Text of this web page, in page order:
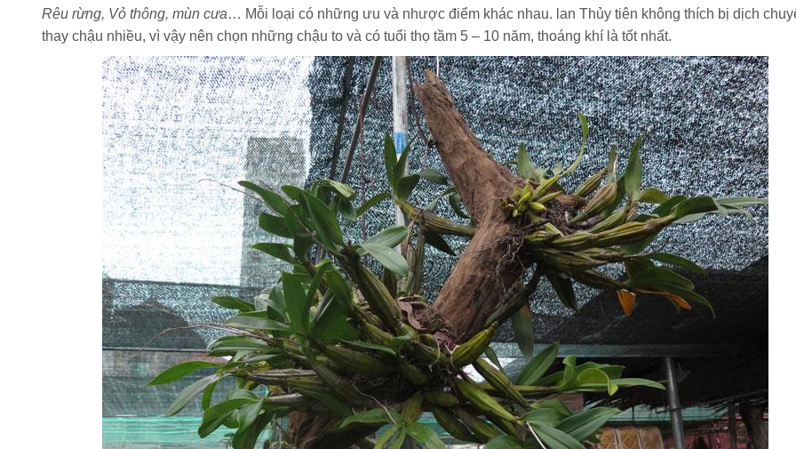
Rêu rừng, Vỏ thông, mùn cưa… Mỗi loại có những ưu và nhược điểm khác nhau. lan Thủy tiên không thích bị dịch
thay chậu nhiều, vì vậy nên chọn những chậu to và có tuổi thọ tầm 5 – 10 năm, thoáng khí là tốt nhất.